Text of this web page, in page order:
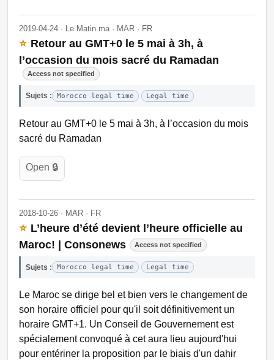
2019-04-24 · Le Matin.ma · MAR · FR
⭐ Retour au GMT+0 le 5 mai à 3h, à
l’occasion du mois sacré du Ramadan
Access not specified
Sujets : Morocco legal time Legal time
Retour au GMT+0 le 5 mai à 3h, à l’occasion du mois
sacré du Ramadan
Open 🔒
2018-10-26 · MAR · FR
⭐ L’heure d’été devient l’heure officielle au
Maroc! | Consonews
Access not specified
Sujets : Morocco legal time Legal time
Le Maroc se dirige bel et bien vers le changement de
son horaire officiel pour qu'il soit définitivement un
horaire GMT+1. Un Conseil de Gouvernement est
spécialement convoqué à cet aura lieu aujourd'hui
pour entériner la proposition par le biais d'un dahir